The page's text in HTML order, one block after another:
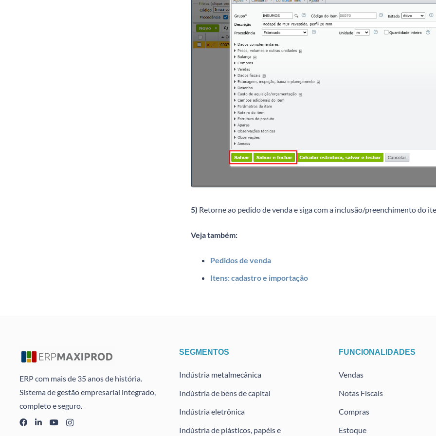
5) Retorne ao pedido de venda e siga com a inclusão/preenchimento do
Vejatambém:
Pedidos de venda
Itens: cadastro e importação
ERP com mais de 35 anos de história.
Sistema de gestão empresarial integrado,
completo e seguro.
SEGMENTOS
Indústria metalmecânica
Indústria de bens de capital
Indústria eletrônica
Indústria de plásticos, papéis e
FUNCIONALIDADES
Vendas
Notas Fiscais
Compras
Estoque